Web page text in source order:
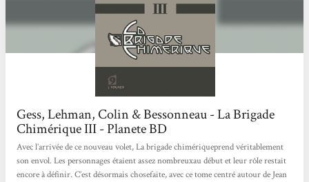
Gess, Lehman, Colin & Bessonneau - La Brigade
Chimérique III - Planete BD
Avec l’arrivée de ce nouveau volet, La brigade chimériqueprend véritablement
son envol. Les personnages étaient assez nombreuxau début et leur rôle restait
encore à définir. C’est désormais chosefaite, avec ce tome centré autour de Jean